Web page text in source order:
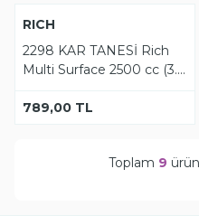
Tükendi
YENI
RICH
2298 KAR TANESİ Rich
Multi Surface 2500 cc (3.5
789,00 TL
Toplam 9